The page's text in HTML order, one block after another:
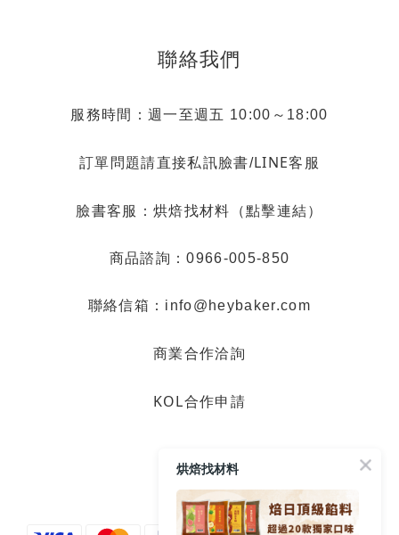
聯絡我們
服務時間：週一至週五 10:00～18:00
訂單問題請直接私訊臉書/LINE客服
臉書客服： 烘焙找材料（點擊連結）
商品諮詢：0966-005-850
聯絡信箱：info@heybaker.com
商業合作洽詢
KOL合作申請
烘焙找材料